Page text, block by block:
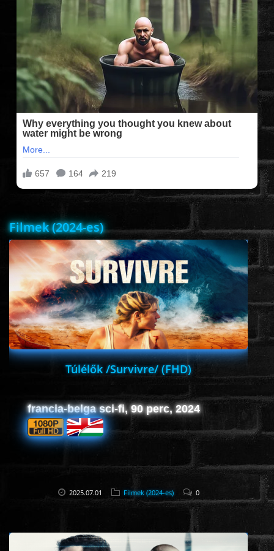
FILMEK (2025-ÖS)
FILMEK (2024-ES)
FILMEK (2023-AS)
FILMEK (2022-ES)
FELIRATOS FILMEK
VÍGJÁTÉK
HORROR
SCI-FI
ANIMÁCIÓS
KALAND
FANTASY
Filmek (2024-es)
Túlélők /Survivre/ (FHD)
francia-belga sci-fi, 90 perc, 2024
2025.07.01 Filmek (2024-es) 0